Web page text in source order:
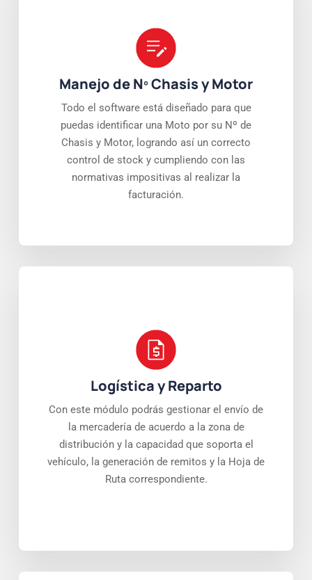
Manejo de Nº Chasis y Motor
Todo el software está diseñado para que
puedas identificar una Moto por su Nº de
Chasis y Motor, logrando así un correcto
control de stock y cumpliendo con las
normativas impositivas al realizar la
facturación.
Logística y Reparto
Con este módulo podrás gestionar el envío de
la mercadería de acuerdo a la zona de
distribución y la capacidad que soporta el
vehículo, la generación de remitos y la Hoja de
Ruta correspondiente.